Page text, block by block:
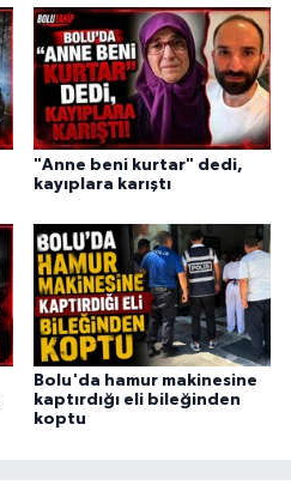
"Anne beni kurtar" dedi,
kayıplara karıştı
Bolu'da hamur makinesine
kaptırdığı eli bileğinden
koptu